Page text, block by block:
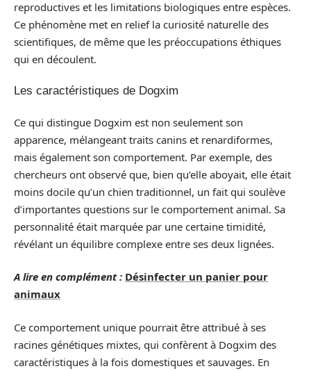
reproductives et les limitations biologiques entre espèces.
Ce phénomène met en relief la curiosité naturelle des
scientifiques, de même que les préoccupations éthiques
qui en découlent.
Les caractéristiques de Dogxim
Ce qui distingue Dogxim est non seulement son
apparence, mélangeant traits canins et renardiformes,
mais également son comportement. Par exemple, des
chercheurs ont observé que, bien qu’elle aboyait, elle était
moins docile qu’un chien traditionnel, un fait qui soulève
d’importantes questions sur le comportement animal. Sa
personnalité était marquée par une certaine timidité,
révélant un équilibre complexe entre ses deux lignées.
A lire en complément : Désinfecter un panier pour
animaux
Ce comportement unique pourrait être attribué à ses
racines génétiques mixtes, qui confèrent à Dogxim des
caractéristiques à la fois domestiques et sauvages. En